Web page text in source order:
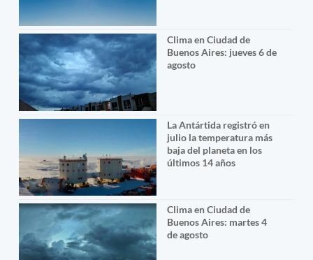
Clima en Ciudad de
Buenos Aires: jueves 6 de
agosto
La Antártida registró en
julio la temperatura más
baja del planeta en los
últimos 14 años
Clima en Ciudad de
Buenos Aires: martes 4
de agosto